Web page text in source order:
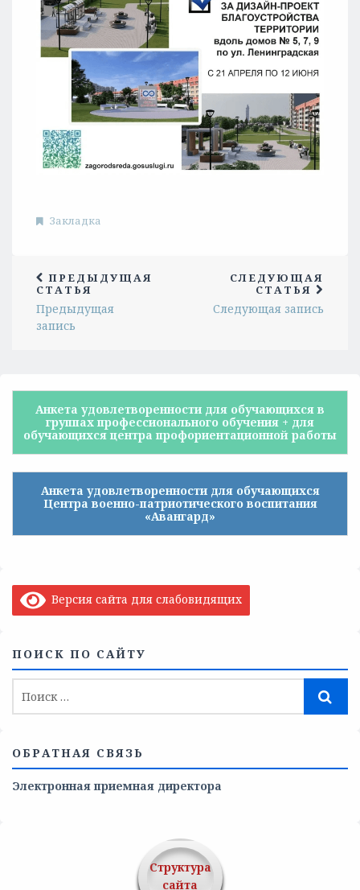
Закладка
ПРЕДЫДУЩАЯ
СТАТЬЯ
Предыдущая
запись
СЛЕДУЮЩАЯ
СТАТЬЯ
Следующая запись
Анкета удовлетворенности для обучающихся в
группах профессионального обучения + для
обучающихся центра профориентационной работы
Анкета удовлетворенности для обучающихся
Центра военно-патриотического воспитания
«Авангард»
Версия сайта для слабовидящих
ПОИСК ПО САЙТУ
ОБРАТНАЯ СВЯЗЬ
Электронная приемная директора
Структура
сайта